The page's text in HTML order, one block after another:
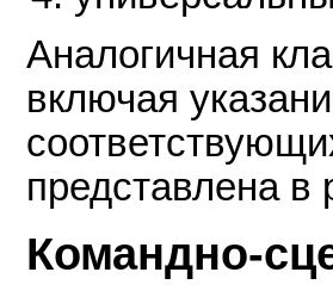
Аналогичная
включая
представлена в
Командно-